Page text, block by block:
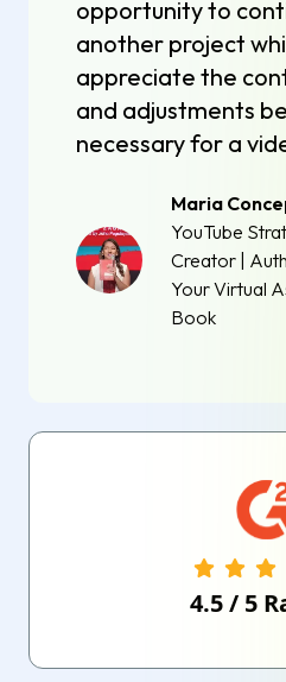
opportunity to
another project
appreciate the
and adjustments
necessary for a
Maria
YouTube
Creator |
Your Virtual
Book
4.5/ 5